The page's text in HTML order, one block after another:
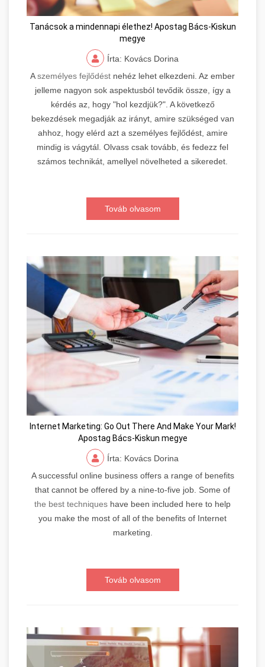
Tanácsok a mindennapi élethez! Apostag Bács-Kiskun
megye
Írta: Kovács Dorina
Aszemélyes fejlődést nehéz lehet elkezdeni. Az ember
jelleme nagyon sok aspektusból tevődik össze, így a
kérdés az, hogy "hol kezdjük?". A következő
bekezdések megadják az irányt, amire szükséged van
ahhoz, hogy elérd azt a személyes fejlődést, amire
mindig is vágytál. Olvass csak tovább, és fedezz fel
számos technikát, amellyel növelheted a sikeredet.
Továb olvasom
Internet Marketing: Go Out There And Make Your Mark!
Apostag Bács-Kiskun megye
Írta: Kovács Dorina
A successful online business offers a range of benefits
that cannot be offered by a nine-to-five job. Some of
the best techniques have been included here to help
you make the most of all of the benefits of Internet
marketing.
Továb olvasom